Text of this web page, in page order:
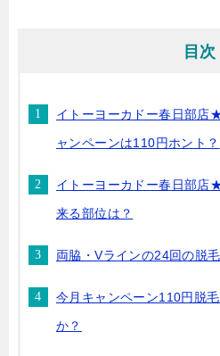
目次
イトーヨーカドー春日部店
ャンペーンは110円ホント？
イトーヨーカドー春日部店
来る部位は？
両脇・Vラインの24回の脱
今月キャンペーン110円脱
か？